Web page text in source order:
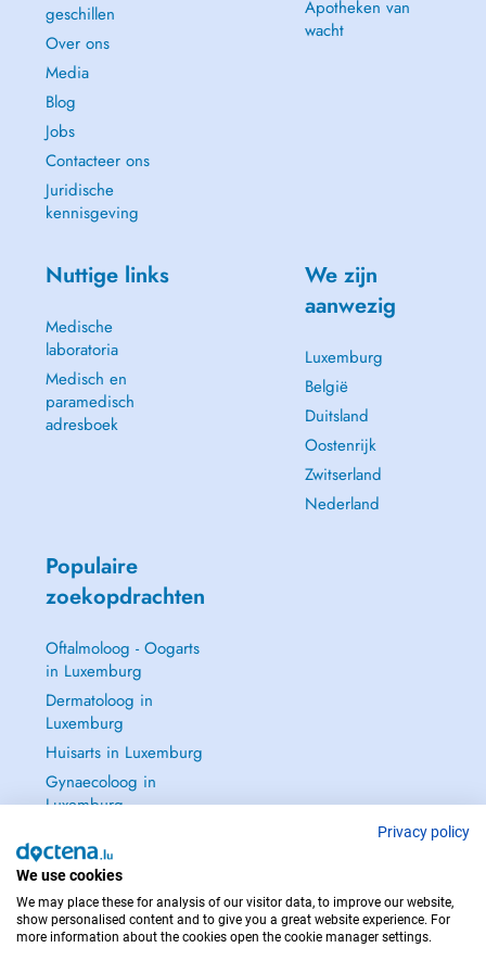
geschillen
Over ons
Media
Blog
Jobs
Contacteer ons
Juridische
kennisgeving
Apotheken van
wacht
Nuttige links
Medische
laboratoria
Medisch en
paramedisch
adresboek
We zijn
aanwezig
Luxemburg
België
Duitsland
Oostenrijk
Zwitserland
Nederland
Populaire
zoekopdrachten
Oftalmoloog - Oogarts
in Luxemburg
Dermatoloog in
Luxemburg
Huisarts in Luxemburg
Gynaecoloog in
Luxemburg
NEEM IN GEVAL VAN NOOD CONTACT OP MET : 112
Privacy policy
We use cookies
We may place these for analysis of our visitor data, to improve our website,
show personalised content and to give you a great website experience. For
more information about the cookies open the cookie manager settings.